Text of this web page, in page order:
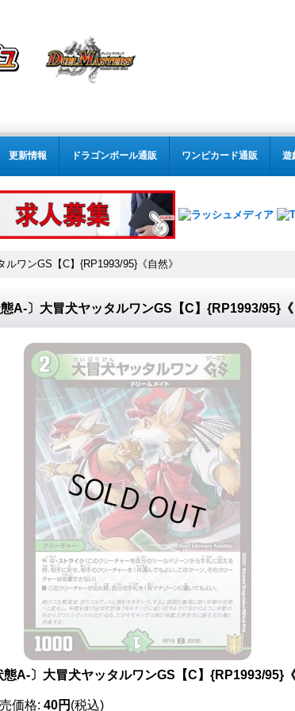
更新情報 ドラゴンボール通販 ワンピカード通販 遊
ワンGS【C】{RP1993/95}《自然》
A-〕大冒犬ヤッタルワンGS【C】{RP1993/95}《
態A-〕大冒犬ヤッタルワンGS【C】{RP1993/95}《
価格: 40円 (税込)